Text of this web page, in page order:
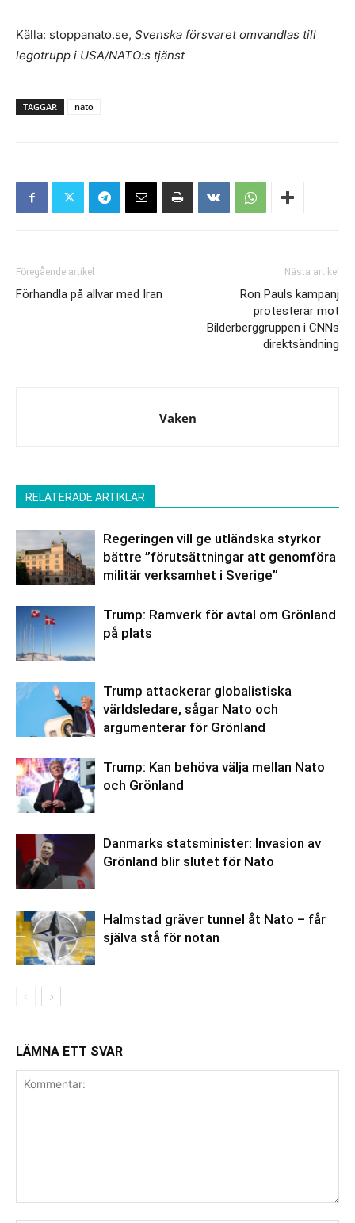
Källa: stoppanato.se, Svenska försvaret omvandlas till
legotrupp i USA/NATO:s tjänst
TAGGAR nato
Föregående artikel
Förhandla på allvar med Iran
Nästa artikel
Ron Pauls kampanj
protesterar mot
Bilderberggruppen i CNNs
direktsändning
Vaken
RELATERADE ARTIKLAR
Regeringen vill ge utländska styrkor
bättre ”förutsättningar att genomföra
militär verksamhet i Sverige”
Trump: Ramverk för avtal om Grönland
på plats
Trump attackerar globalistiska
världsledare, sågar Nato och
argumenterar för Grönland
Trump: Kan behöva välja mellan Nato
och Grönland
Danmarks statsminister: Invasion av
Grönland blir slutet för Nato
Halmstad gräver tunnel åt Nato – får
själva stå för notan
LÄMNA ETT SVAR